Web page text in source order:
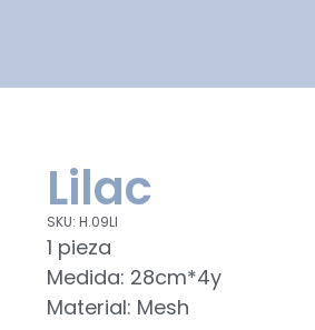
Lilac
SKU: H.09LI
1 pieza
Medida: 28cm*4y
Material: Mesh